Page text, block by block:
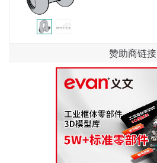
赞助商链接